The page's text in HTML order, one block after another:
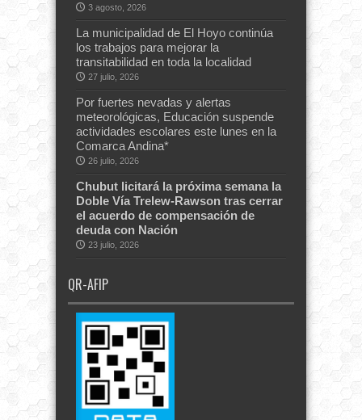
3 agosto, 2026
La municipalidad de El Hoyo continúa
los trabajos para mejorar la
transitabilidad en toda la localidad
27 julio, 2026
Por fuertes nevadas y alertas
meteorológicas, Educación suspende
actividades escolares este lunes en la
Comarca Andina*
26 julio, 2026
Chubut licitará la próxima semana la
Doble Vía Trelew-Rawson tras cerrar
el acuerdo de compensación de
deuda con Nación
23 julio, 2026
QR-AFIP